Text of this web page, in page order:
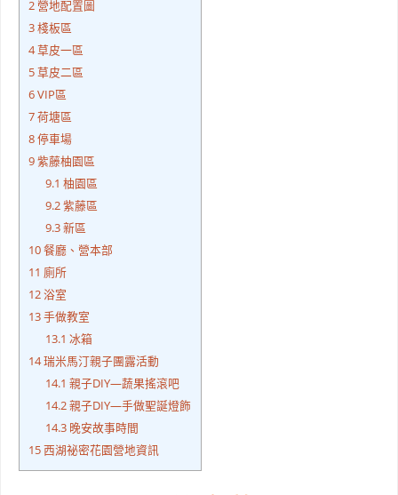
2營地配置圖
3棧板區
4草皮一區
5草皮二區
6VIP區
7荷塘區
8停車場
9紫藤柚園區
9.1 柚園區
9.2紫藤區
9.3新區
10餐廳、營本部
11 廁所
12浴室
13手做教室
13.1 冰箱
14瑞米馬汀親子團露活動
14.1 親子DIY—蔬果搖滾吧
14.2親子DIY—手做聖誕燈飾
14.3 晚安故事時間
15西湖祕密花園營地資訊